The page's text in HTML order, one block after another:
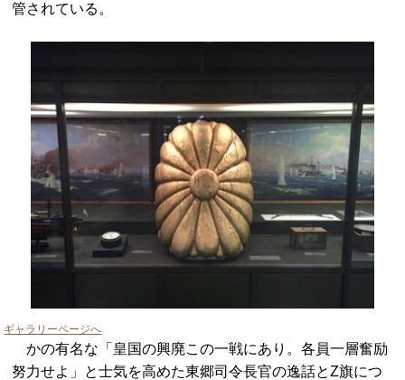
管されている。
ギャラリーページへ
かの有名な「皇国の興廃この一戦にあり。各員一層奮励
努力せよ」と士気を高めた東郷司令長官の逸話とZ旗につ